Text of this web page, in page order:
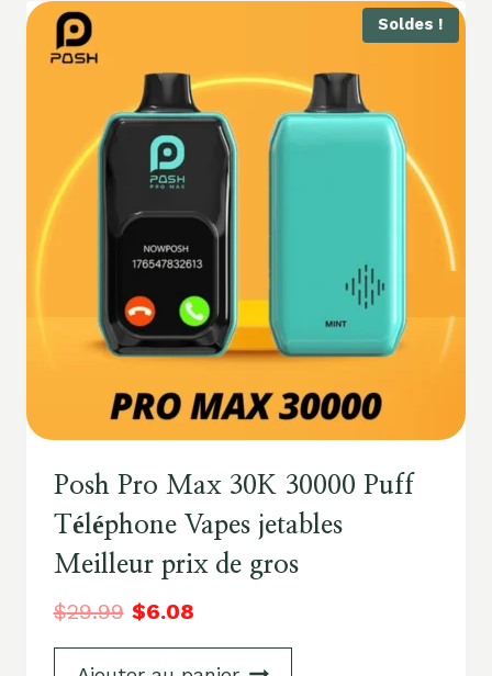
Soldes !
Posh Pro Max 30K 30000 Puff
Téléphone Vapes jetables
Meilleur prix de gros
$29.99 $6.08